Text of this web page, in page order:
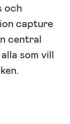
och
capture
central
som vill